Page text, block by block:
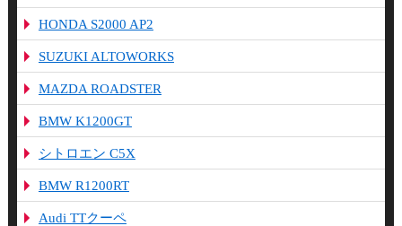
HONDA S2000 AP2
SUZUKI ALTOWORKS
MAZDA ROADSTER
BMW K1200GT
シトロエン C5X
BMW R1200RT
Audi TTクーペ